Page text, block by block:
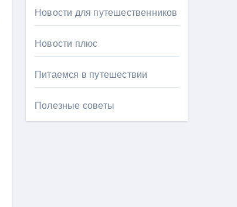
Новости для путешественников
Новости плюс
Питаемся в путешествии
Полезные советы